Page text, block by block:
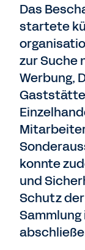
Das
startete
zur Suche
Werbung,
konnte
und
Schutz
Sammlung